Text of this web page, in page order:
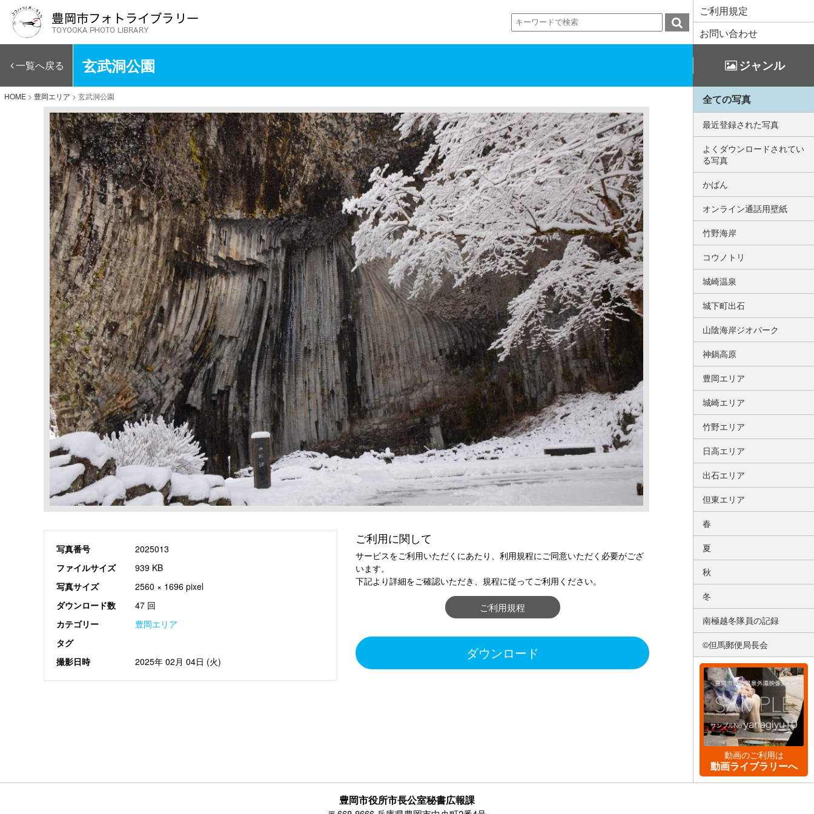
ご利用規定
お問い合わせ
一覧へ戻る 玄武洞公園 ジャンル
HOME > 豊岡エリア > 玄武洞公園
写真番号
2025013
ファイルサイズ
939 KB
写真サイズ
2560 × 1696 pixel
ダウンロード数
47 回
カテゴリー
豊岡エリア
タグ
撮影日時
2025年 02月 04日 (火)
ご利用に関して
サービスをご利用いただくにあたり、利用規程にご同意いただく必要がござ
います。
下記より詳細をご確認いただき、規程に従ってご利用ください。
ご利用規程
ダウンロード
全ての写真
最近登録された写真
よくダウンロードされてい
る写真
かばん
オンライン通話用壁紙
竹野海岸
コウノトリ
城崎温泉
城下町出石
山陰海岸ジオパーク
神鍋高原
豊岡エリア
城崎エリア
竹野エリア
日高エリア
出石エリア
但東エリア
春
夏
秋
冬
南極越冬隊員の記録
©但馬郵便局長会
動画のご利用は
動画ライブラリーへ
豊岡市役所市長公室秘書広報課